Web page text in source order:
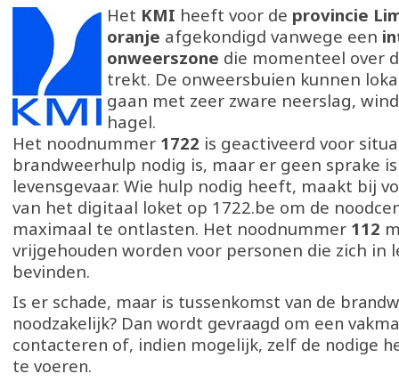
Het KMI heeft voor de provincie
oranje afgekondigd vanwege een
onweerszone die momenteel over
trekt. De onweersbuien kunnen
gaan met zeer zware neerslag,
hagel.
Het noodnummer 1722 is geactiveerd voor
brandweerhulp nodig is, maar er geen sprake
levensgevaar. Wie hulp nodig heeft, maakt bij
van het digitaal loket op 1722.be om de
maximaal te ontlasten. Het noodnummer 112
vrijgehouden worden voor personen die zich in
bevinden.
Is er schade, maar is tussenkomst van de
noodzakelijk? Dan wordt gevraagd om een
contacteren of, indien mogelijk, zelf de nodige
te voeren.